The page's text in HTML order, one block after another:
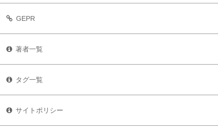
GEPR
著者一覧
タグ一覧
サイトポリシー